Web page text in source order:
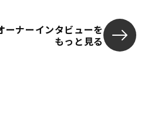
ーナーインタビューを
もっと見る